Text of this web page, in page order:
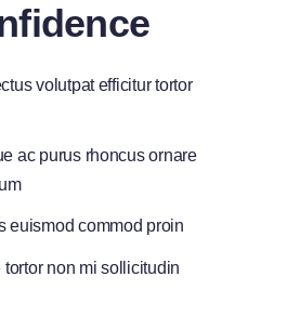
volutpat efficitur tortor
ac purus rhoncus ornare
euismod commod proin
tortor non mi sollicitudin